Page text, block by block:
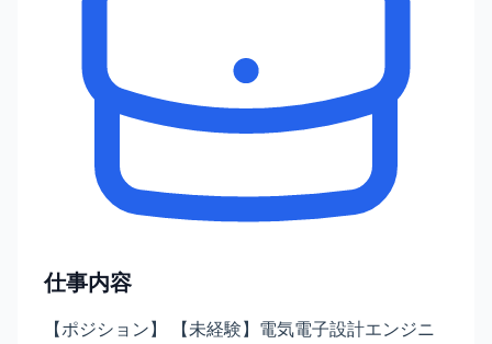
仕事内容
【ポジション】 【未経験】電気電子設計エンジニ